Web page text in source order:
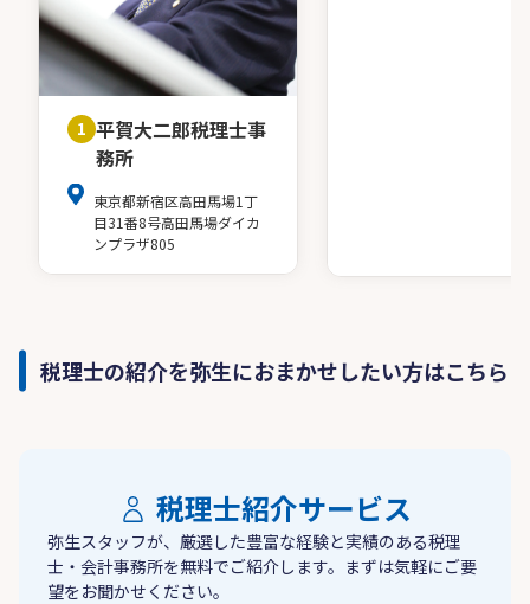
1 平賀大二郎税理士事
務所
東京都新宿区高田馬場1丁
目31番8号高田馬場ダイカ
ンプラザ805
税理士の紹介を弥生におまかせしたい方はこちら
税理士紹介サービス
弥生スタッフが、厳選した豊富な経験と実績のある税理
士・会計事務所を無料でご紹介します。まずは気軽にご要
望をお聞かせください。